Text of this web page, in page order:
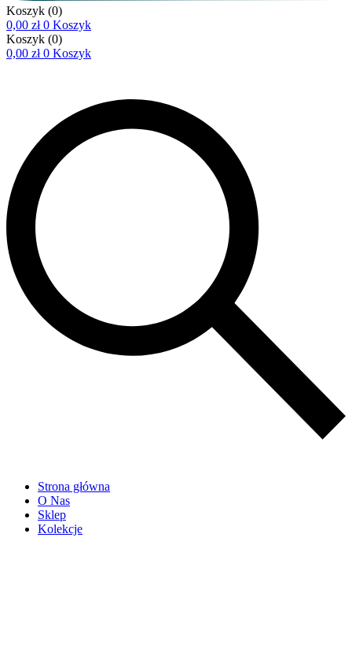
Koszyk (0)
0,00 zł 0 Koszyk
Koszyk (0)
0,00 zł 0 Koszyk
Strona główna
O Nas
Sklep
Kolekcje